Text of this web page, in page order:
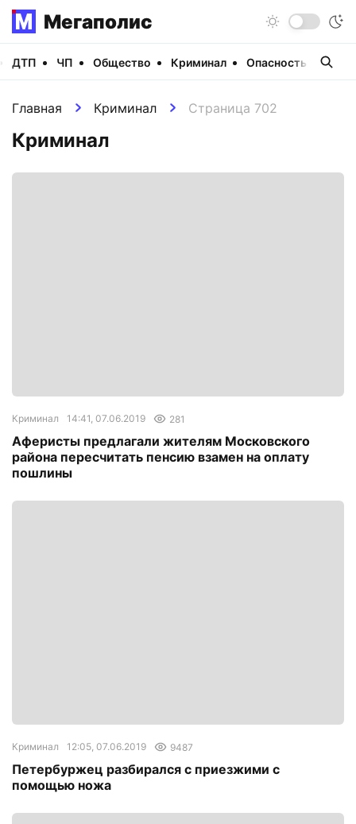
Мегаполис
ДТП ЧП Общество Криминал Опасность
Главная Криминал Страница 702
Криминал
Криминал 14:41, 07.06.2019 281
Аферисты предлагали жителям Московского
района пересчитать пенсию взамен на оплату
пошлины
Криминал 12:05, 07.06.2019 9487
Петербуржец разбирался с приезжими с
помощью ножа